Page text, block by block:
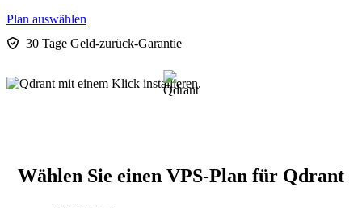
Plan auswählen
30 Tage Geld-zurück-Garantie
Wählen Sie einen VPS-Plan für Qdrant